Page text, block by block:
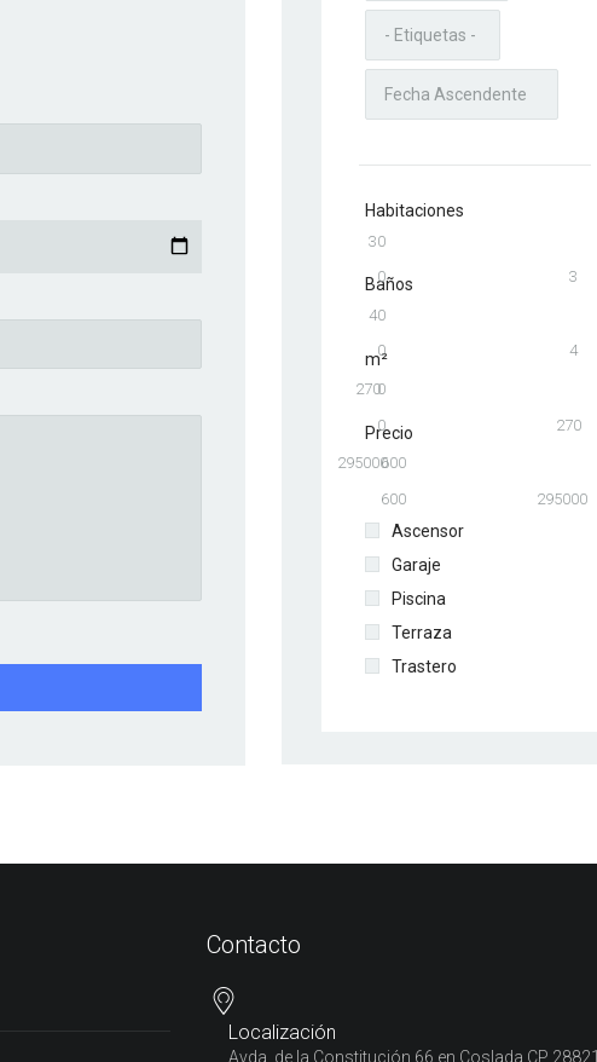
Habitaciones
0 3
0
3
Baños
0 4
0
4
m²
0 270
0
270
Precio
600 295000
600
295000
Ascensor
Garaje
Piscina
Terraza
Trastero
Contacto
Localización
Avda. de la Constitución 66 en Coslada CP 28821